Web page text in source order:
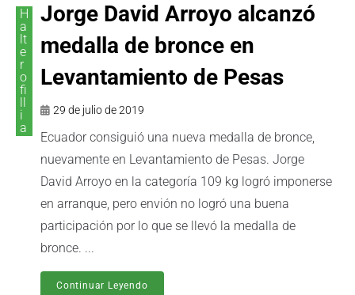
H
a
lt
e
r
o
fi
i
a
Jorge David Arroyo alcanzó
medalla de bronce en
Levantamiento de Pesas
29 de julio de 2019
Ecuador consiguió una nueva medalla de bronce,
nuevamente en Levantamiento de Pesas. Jorge
David Arroyo en la categoría 109 kg logró imponerse
en arranque, pero envión no logró una buena
participación por lo que se llevó la medalla de
bronce. ...
Continuar Leyendo